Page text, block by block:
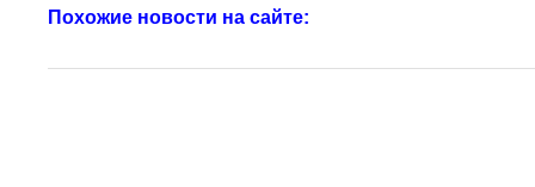
Похожие новости на сайте: